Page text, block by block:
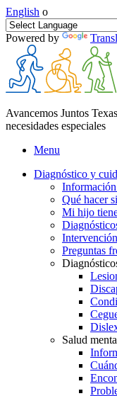
English o
Powered by
Avancemos Juntos
necesidades especiales
Menu
Diagnóstico y
Qué hacer
Mi hijo
Preguntas
Salud